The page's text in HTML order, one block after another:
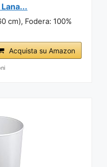
cm), Fodera: 100%
Acquista su Amazon